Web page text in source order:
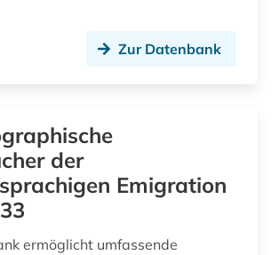
Zur Datenbank
der
Emigration
ermöglicht umfassende